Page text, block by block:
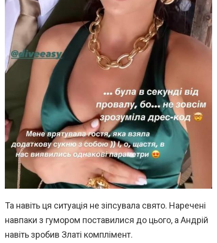
Та навіть ця ситуація не зіпсувала свято. Наречені
навпаки з гумором поставилися до цього, а Андрій
навіть зробив Златі комплімент.